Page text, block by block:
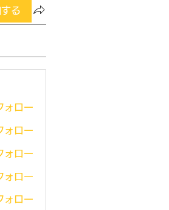
る
ォロー
ォロー
ォロー
ォロー
ォロー